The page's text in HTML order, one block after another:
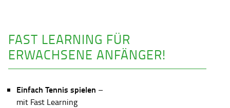
FAST LEARNING FÜR
ERWACHSENE ANFÄNGER!
Einfach Tennis spielen –
mit Fast Learning